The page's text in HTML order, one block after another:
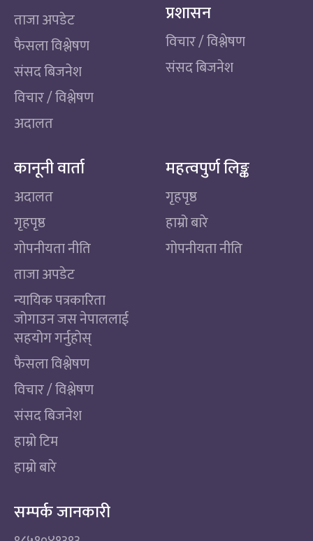
ताजा अपडेट
फैसला विश्लेषण
संसद बिजनेश
विचार / विश्लेषण
अदालत
प्रशासन
विचार / विश्लेषण
संसद बिजनेश
कानूनी वार्ता
अदालत
गृहपृष्ठ
गोपनीयता नीति
ताजा अपडेट
न्यायिक पत्रकारिता
जोगाउन जस नेपाललाई
सहयोग गर्नुहोस्
फैसला विश्लेषण
विचार / विश्लेषण
संसद बिजनेश
हाम्रो टिम
हाम्रो बारे
महत्वपुर्ण लिङ्क
गृहपृष्ठ
हाम्रो बारे
गोपनीयता नीति
सम्पर्क जानकारी